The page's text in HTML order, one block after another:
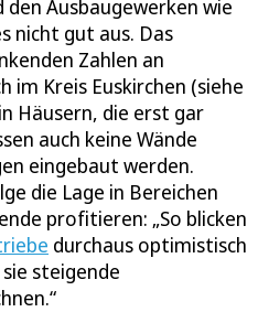
Ausbaugewerken wie
nicht gut aus. Das
Zahlen an
im Kreis Euskirchen (siehe
Häusern, die erst gar
auch keine Wände
eingebaut werden.
die Lage in Bereichen
profitieren: „So blicken
durchaus optimistisch
steigende